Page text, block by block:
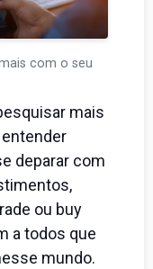
com o seu
mais
deparar com
ou buy
a todos que
mundo.